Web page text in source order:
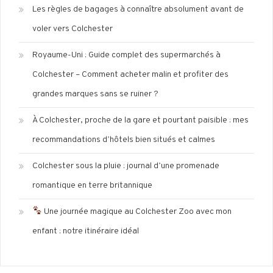
Les règles de bagages à connaître absolument avant de
voler vers Colchester
Royaume-Uni : Guide complet des supermarchés à
Colchester – Comment acheter malin et profiter des
grandes marques sans se ruiner ?
À Colchester, proche de la gare et pourtant paisible : mes
recommandations d’hôtels bien situés et calmes
Colchester sous la pluie : journal d’une promenade
romantique en terre britannique
Une journée magique au Colchester Zoo avec mon
enfant : notre itinéraire idéal